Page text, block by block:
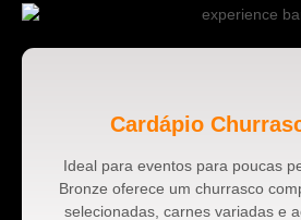
Cardápio
Ideal para eventos para poucas
Bronze oferece um churrasco
selecionadas, carnes variadas e